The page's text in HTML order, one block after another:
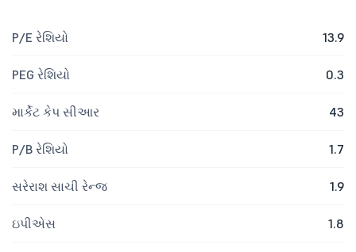
P/E રેશિયો 13.9
PEG રેશિયો 0.3
માર્કેટ કેપ સીઆર 43
P/B રેશિયો 1.7
સરેરાશ સાચી રેન્જ 1.9
ઇપીએસ 1.8